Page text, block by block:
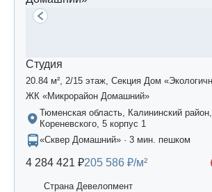
Студия
20.84 м², 2/15 этаж, Секция Дом
ЖК «Микрорайон Домашний»
Тюменская область, Калининский
Кореневского, 5 корпус 1
«Сквер Домашний» · 3 мин. пешком
4 284 421 ₽205 586 ₽/м²
Страна Девелопмент